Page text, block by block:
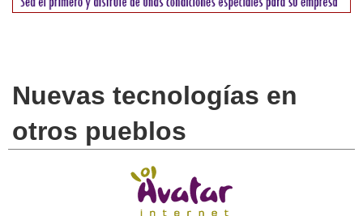
Nuevas tecnologías en
otros pueblos